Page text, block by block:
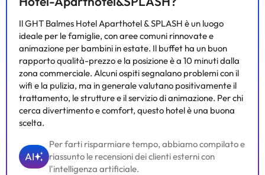
Il GHT Balmes Hotel Aparthotel & SPLASH è un luogo
ideale per le famiglie, con aree comuni rinnovate e
animazione per bambini in estate. Il buffet ha un buon
rapporto qualità-prezzo e la posizione è a 10 minuti dalla
zona commerciale. Alcuni ospiti segnalano problemi con il
wifi e la pulizia, ma in generale valutano positivamente il
trattamento, le strutture e il servizio di animazione. Per chi
cerca divertimento e comfort, questo hotel è una buona
scelta.
AI
Per farti risparmiare tempo, abbiamo compilato e
riassunto le recensioni dei clienti esterni con
l'intelligenza artificiale.